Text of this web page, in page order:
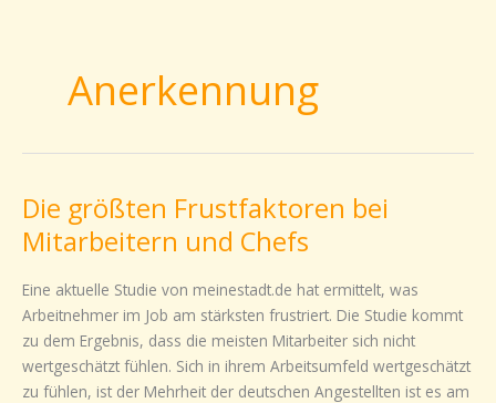
Anerkennung
Die größten Frustfaktoren bei
Mitarbeitern und Chefs
Eine aktuelle Studie von meinestadt.de hat ermittelt, was
Arbeitnehmer im Job am stärksten frustriert. Die Studie kommt
zu dem Ergebnis, dass die meisten Mitarbeiter sich nicht
wertgeschätzt fühlen. Sich in ihrem Arbeitsumfeld wertgeschätzt
zu fühlen, ist der Mehrheit der deutschen Angestellten ist es am
Die
größten
Frustfaktoren
bei
Mitarbeitern
Chefs